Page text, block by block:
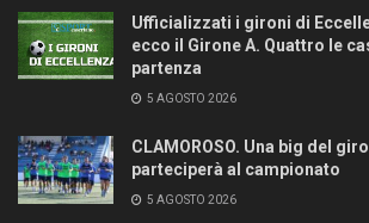
Ufficializzati i gironi di
ecco il Girone A. Quattro le
partenza
5 AGOSTO 2026
CLAMOROSO. Una big del
parteciperà al campionato
5 AGOSTO 2026